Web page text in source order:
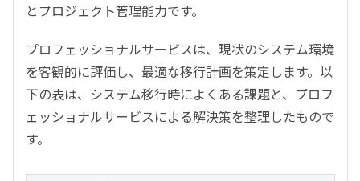
とプロジェクト管理能力です。
プロフェッショナルサービスは、現状のシステム環境
を客観的に評価し、最適な移行計画を策定します。以
下の表は、システム移行時によくある課題と、プロフ
ェッショナルサービスによる解決策を整理したもので
す。